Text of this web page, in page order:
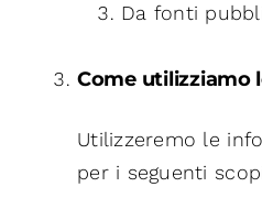
Da fonti
Come utilizziamo
Utilizzeremo le
per i seguenti